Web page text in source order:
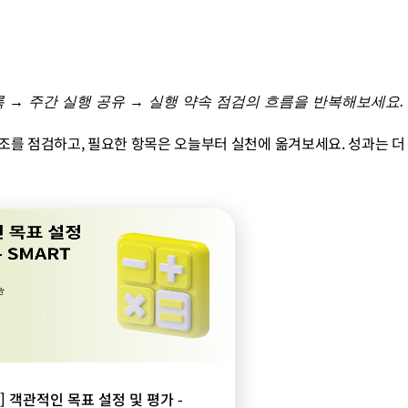
→ 주간 실행 공유 → 실행 약속 점검의 흐름을 반복해보세요.
점검하고, 필요한 항목은 오늘부터 실천에 옮겨보세요. 성과는 더
객관적인 목표 설정 및 평가 -